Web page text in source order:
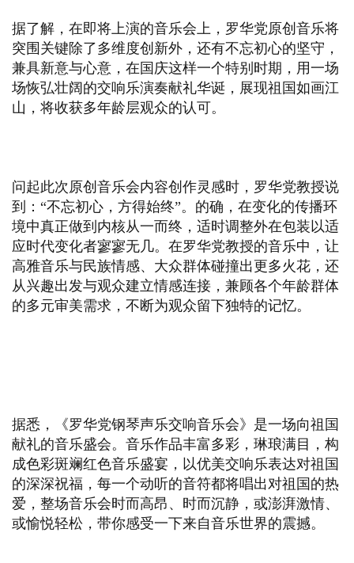
据了解，在即将上演的音乐会上，罗华党原创音乐将
突围关键除了多维度创新外，还有不忘初心的坚守，
兼具新意与心意，在国庆这样一个特别时期，用一场
场恢弘壮阔的交响乐演奏献礼华诞，展现祖国如画江
山，将收获多年龄层观众的认可。
问起此次原创音乐会内容创作灵感时，罗华党教授说
到：“不忘初心，方得始终”。的确，在变化的传播环
境中真正做到内核从一而终，适时调整外在包装以适
应时代变化者寥寥无几。在罗华党教授的音乐中，让
高雅音乐与民族情感、大众群体碰撞出更多火花，还
从兴趣出发与观众建立情感连接，兼顾各个年龄群体
的多元审美需求，不断为观众留下独特的记忆。
据悉，《罗华党钢琴声乐交响音乐会》是一场向祖国
献礼的音乐盛会。音乐作品丰富多彩，琳琅满目，构
成色彩斑斓红色音乐盛宴，以优美交响乐表达对祖国
的深深祝福，每一个动听的音符都将唱出对祖国的热
爱，整场音乐会时而高昂、时而沉静，或澎湃激情、
或愉悦轻松，带你感受一下来自音乐世界的震撼。